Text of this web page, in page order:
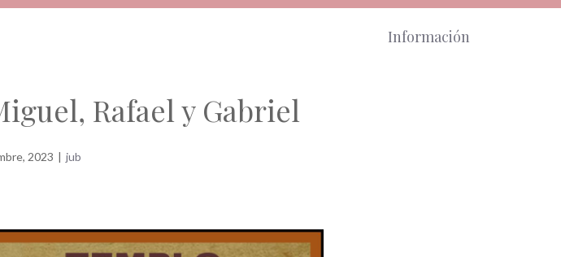
Información
Rafael y Gabriel
2023 | jub